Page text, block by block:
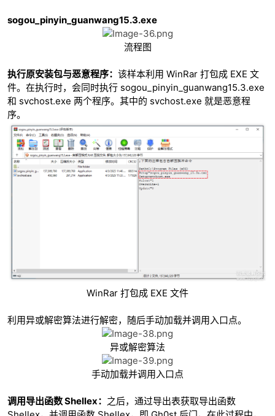
sogou_pinyin_guanwang15.3.exe
流程图
执行原安装包与恶意程序： 该样本利用 WinRar 打包成 EXE 文
件。在执行时，会同时执行 sogou_pinyin_guanwang15.3.exe
和 svchost.exe 两个程序。其中的 svchost.exe 就是恶意程
序。
WinRar 打包成 EXE 文件
利用异或解密算法进行解密，随后手动加载并调用入口点。
异或解密算法
手动加载并调用入口点
调用导出函数 Shellex： 之后，通过导出表获取导出函数